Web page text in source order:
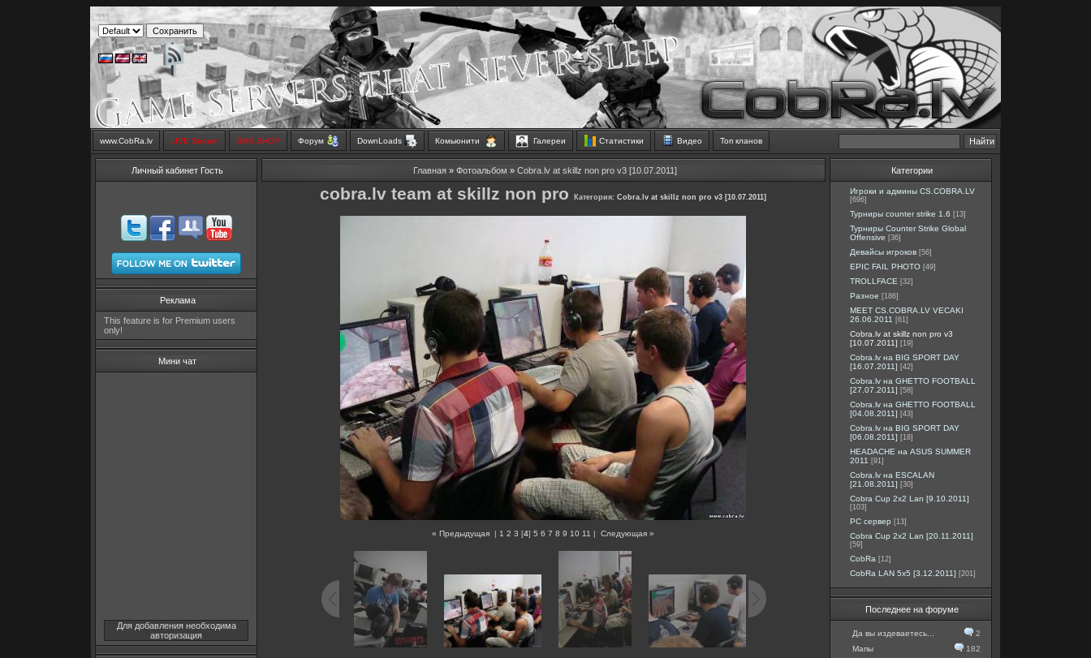
www.CobRa.lv LIVE Stream SMS SHOP Форум DownLoads Комьюнити Галереи Статистики Видео Топ кланов
Личный кабинет Гость
Реклама
This feature is for Premium users
only!
Мини чат
Для добавления необходима
авторизация
Главная» Фотоальбом » Cobra.lv at skillz non pro v3 [10.07.2011]
cobra.lv team at skillz non pro Категория: Cobra.lv at skillz non pro v3 [10.07.2011]
« Предыдущая | 1 2 3 [4] 5 6 7 8 9 10 11 | Следующая »
Категории
Игроки и админы CS.COBRA.LV
[696]
Турниры counter strike 1.6 [13]
Турниры Counter Strike Global
Offensive [36]
Девайсы игроков [56]
EPIC FAIL PHOTO [49]
TROLLFACE [32]
Разное [186]
MEET CS.COBRA.LV VECAKI
26.06.2011 [61]
Cobra.lv at skillz non pro v3
[10.07.2011] [19]
Cobra.lv на BIG SPORT DAY
[16.07.2011] [42]
Cobra.lv на GHETTO FOOTBALL
[27.07.2011] [58]
Cobra.lv на GHETTO FOOTBALL
[04.08.2011] [43]
Cobra.lv на BIG SPORT DAY
[06.08.2011] [18]
HEADACHE на ASUS SUMMER
2011 [91]
Cobra.lv на ESCALAN
[21.08.2011] [30]
Cobra Cup 2x2 Lan [9.10.2011]
[103]
PC сервер [13]
Cobra Cup 2x2 Lan [20.11.2011]
[59]
CobRa [12]
CobRa LAN 5x5 [3.12.2011] [201]
Последнее на форуме
Да вы издеваетесь...
2
Мапы
182